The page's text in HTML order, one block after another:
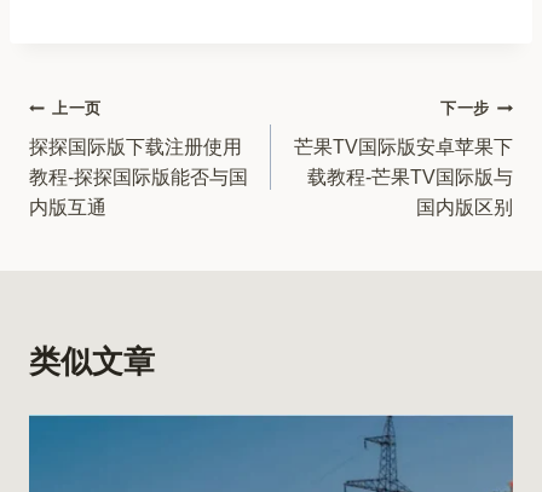
文
章
导
上一页
探探国际版下载注册使用
教程-探探国际版能否与国
内版互通
下一步
芒果TV国际版安卓苹果下
载教程-芒果TV国际版与
国内版区别
类似文章